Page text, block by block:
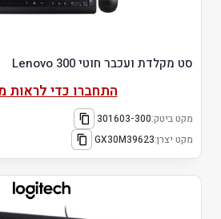
סט מקלדת ועכבר חוטי Lenovo 300
התחברו כדי לראות
מקט ביטק:301603-300
מקט יצרן:GX30M39623